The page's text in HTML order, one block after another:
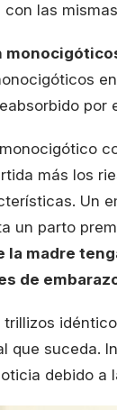
las
por
más los
Un
un parto
la madre
de
trillizos
que suceda.
debido a